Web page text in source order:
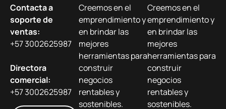
Contacta a
soporte de
ventas:
+57 3002625987
Directora
comercial:
+57 3002625987
Creemos en el
emprendimiento y
en brindar las
mejores
herramientas para
construir
negocios
rentables y
sostenibles.
Creemos en el
emprendimiento y
en brindar las
mejores
herramientas para
construir
negocios
rentables y
sostenibles.